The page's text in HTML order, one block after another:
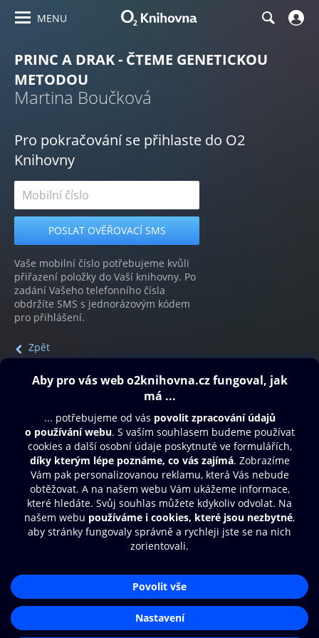
MENU
PRINC A DRAK - ČTEME GENETICKOU
METODOU
Martina Boučková
Pro pokračování se přihlaste do O2
Knihovny
Vaše mobilní číslo potřebujeme kvůli
přiřazení položky do Vaší knihovny. Po
zadání Vašeho telefonního čísla
obdržíte SMS s jednorázovým kódem
pro přihlášení.
Zpět
Obsah ke stažení
Moje O2 Knihovna
Další zábava
© O2 Czech Republic a.s.
Přístupnost
Zásady zpracování osobních údajůAplikace O2 Knihovna
Čti a poslouchej své e-knihy a
audioknihy rychleji a pohodlněji.